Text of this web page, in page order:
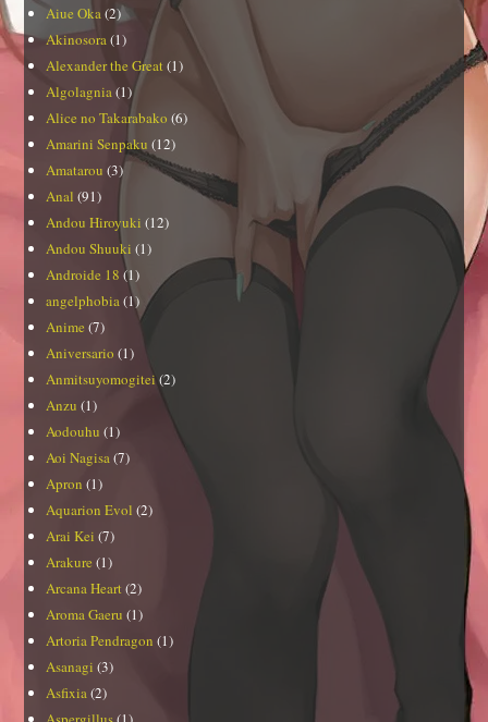
Aiue Oka(2)
Akinosora(1)
Alexander the Great (1)
Algolagnia(1)
Alice no Takarabako (6)
Amarini Senpaku (12)
Amatarou (3)
Anal (91)
Andou Hiroyuki (12)
Andou Shuuki (1)
Androide 18 (1)
angelphobia(1)
Anime (7)
Aniversario (1)
Anmitsuyomogitei(2)
Anzu (1)
Aodouhu (1)
Aoi Nagisa(7)
Apron (1)
Aquarion Evol (2)
Arai Kei (7)
Arakure (1)
Arcana Heart (2)
Aroma Gaeru (1)
Artoria Pendragon (1)
Asanagi (3)
Asfixia(2)